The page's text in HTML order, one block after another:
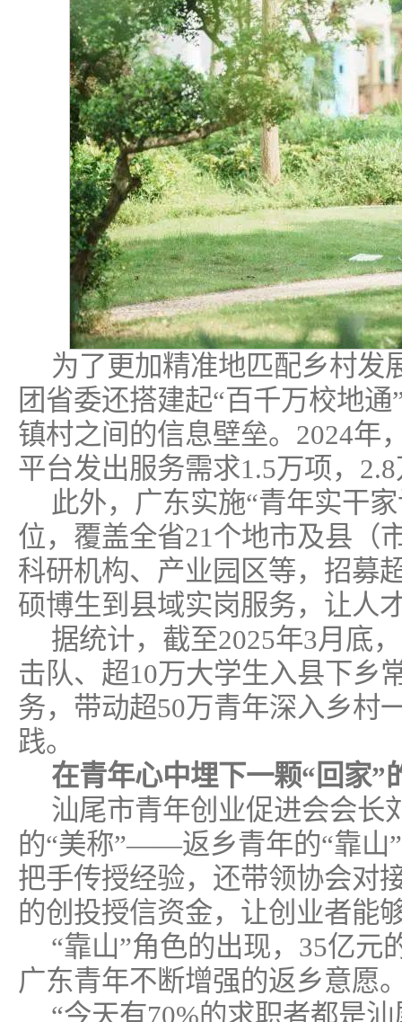
为了更加精准地匹配乡村发
团省委还搭建起“百千万校地
镇村之间的信息壁垒。2024年
平台发出服务需求1.5万项，
此外，广东实施“青年实干
位，覆盖全省21个地市及县（
科研机构、产业园区等，招募
硕博生到县域实岗服务，让人
据统计，截至2025年3月底
击队、超10万大学生入县下乡
务，带动超50万青年深入乡村
践。
在青年心中埋下一颗“回家”
汕尾市青年创业促进会会长
的“美称”——返乡青年的“靠山
把手传授经验，还带领协会对
的创投授信资金，让创业者能
“靠山”角色的出现，35亿元
广东青年不断增强的返乡意愿
“今天有70%的求职者都是